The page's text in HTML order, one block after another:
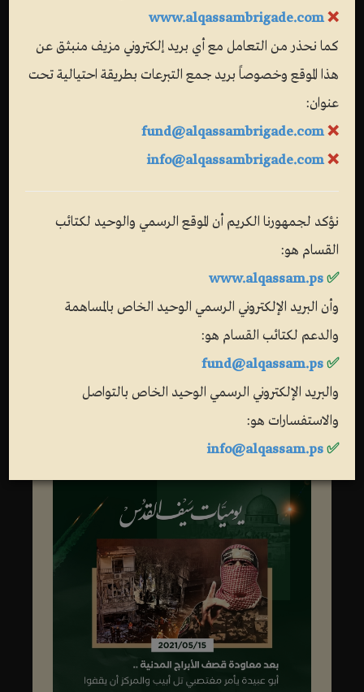
❌
www.alqassambrigade.com
كما نحذر من التعامل مع أي بريد إلكتروني مزيف منبثق عن
هذا الموقع وخصوصاً بريد جمع التبرعات بطريقة احتيالية تحت
عنوان:
❌
fund@alqassambrigade.com
❌
info@alqassambrigade.com
نؤكد لجمهورنا الكريم أن الموقع الرسمي والوحيد لكتائب
القسام هو:
✅
www.alqassam.ps
وأن البريد الإلكتروني الرسمي الوحيد الخاص بالمساهمة
والدعم لكتائب القسام هو:
✅
fund@alqassam.ps
والبريد الإلكتروني الرسمي الوحيد الخاص بالتواصل
والاستفسارات هو:
✅
info@alqassam.ps